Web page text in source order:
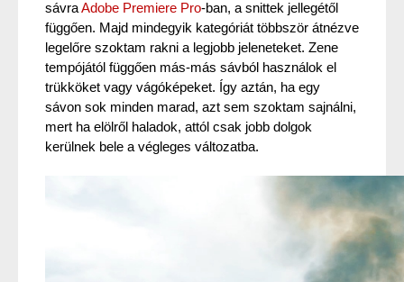
sávra Adobe Premiere Pro-ban, a snittek jellegétől
függően. Majd mindegyik kategóriát többször átnézve
legelőre szoktam rakni a legjobb jeleneteket. Zene
tempójától függően más-más sávból használok el
trükköket vagy vágóképeket. Így aztán, ha egy
sávon sok minden marad, azt sem szoktam sajnálni,
mert ha elölről haladok, attól csak jobb dolgok
kerülnek bele a végleges változatba.